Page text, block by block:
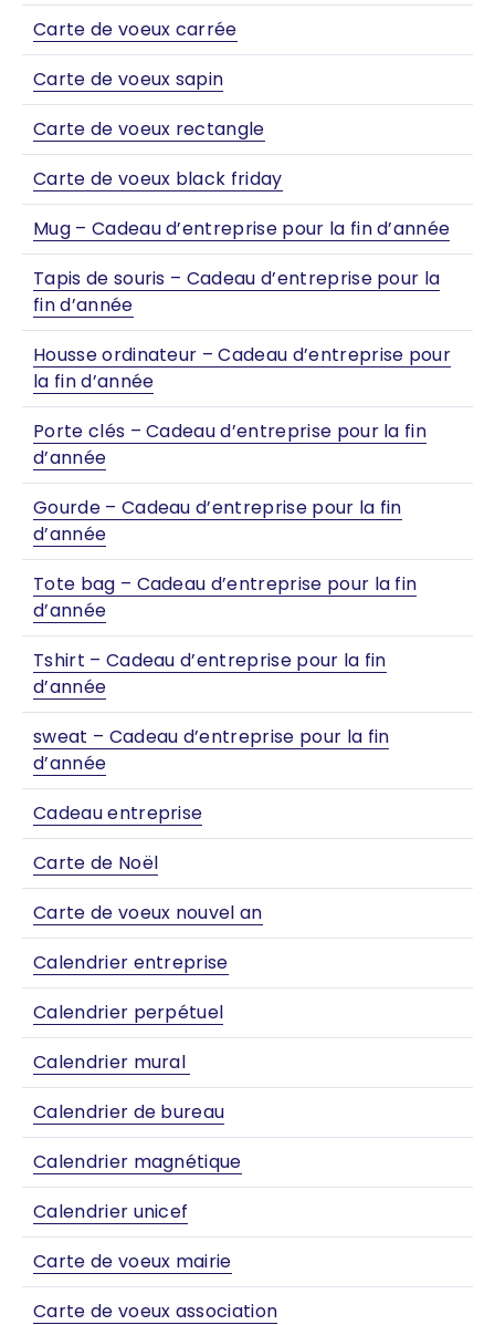
Carte de voeux carrée
Carte de voeux sapin
Carte de voeux rectangle
Carte de voeux black friday
Mug – Cadeau d’entreprise pour la fin d’année
Tapis de souris – Cadeau d’entreprise pour la
fin d’année
Housse ordinateur – Cadeau d’entreprise pour
la fin d’année
Porte clés – Cadeau d’entreprise pour la fin
d’année
Gourde – Cadeau d’entreprise pour la fin
d’année
Tote bag – Cadeau d’entreprise pour la fin
d’année
Tshirt – Cadeau d’entreprise pour la fin
d’année
sweat – Cadeau d’entreprise pour la fin
d’année
Cadeau entreprise
Carte de Noël
Carte de voeux nouvel an
Calendrier entreprise
Calendrier perpétuel
Calendrier mural
Calendrier de bureau
Calendrier magnétique
Calendrier unicef
Carte de voeux mairie
Carte de voeux association